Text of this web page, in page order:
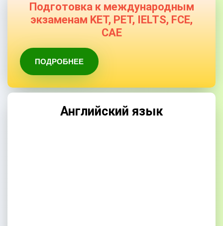
Подготовка к международным
экзаменам KET, PET, IELTS, FCE,
CAE
ПОДРОБНЕЕ
Английский язык